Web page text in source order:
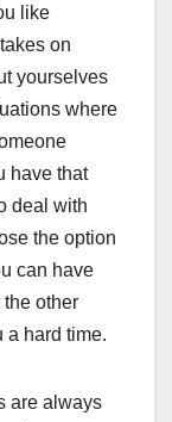
like
on
yourselves
where
have that
deal with
the option
can have
other
a hard time.
are always